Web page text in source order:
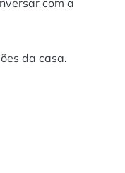
com a
da casa.